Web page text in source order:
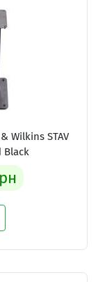
Wilkins STAV
Black